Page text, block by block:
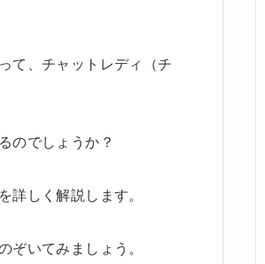
て、チャットレディ（チ
のでしょうか？
しく解説します。
いてみましょう。